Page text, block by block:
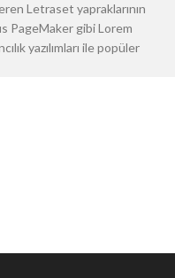
Letraset yapraklarının
PageMaker gibi Lorem
yazılımları ile popüler